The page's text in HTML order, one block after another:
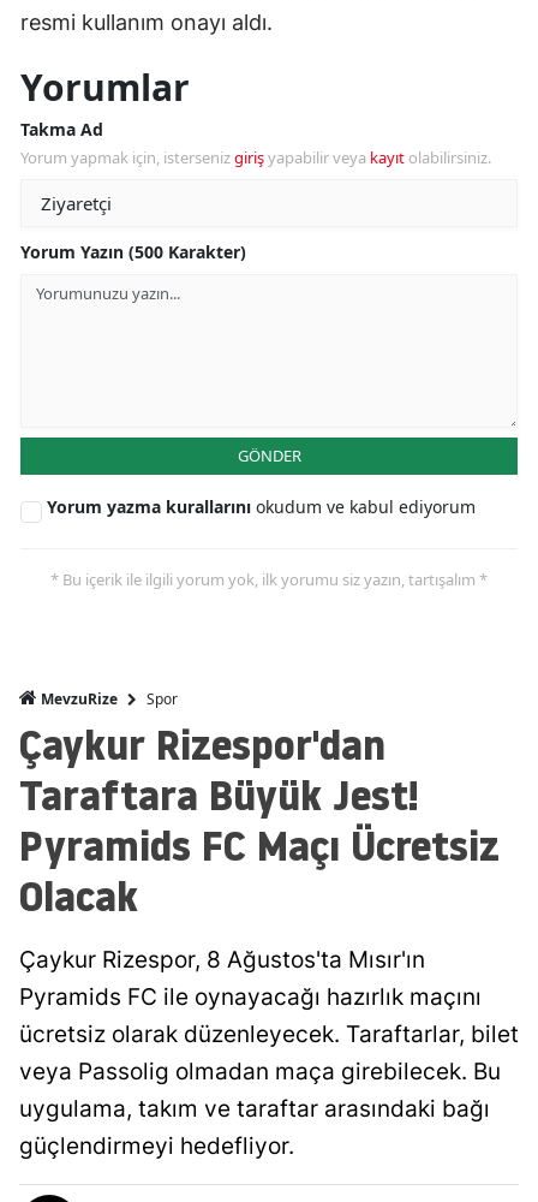
resmi kullanım onayı aldı.
Yorumlar
Takma Ad
Yorum yapmak için, istersenizgirişyapabilir veya kayıt olabilirsiniz.
Yorum Yazın (500 Karakter)
GÖNDER
Yorum yazma kurallarını okudum ve kabul ediyorum
* Bu içerik ile ilgili yorum yok, ilk yorumu siz yazın, tartışalım *
MevzuRize Spor
Çaykur Rizespor'dan
Taraftara Büyük Jest!
Pyramids FC Maçı Ücretsiz
Olacak
Çaykur Rizespor, 8 Ağustos'ta Mısır'ın
Pyramids FC ile oynayacağı hazırlık maçını
ücretsiz olarak düzenleyecek. Taraftarlar, bilet
veya Passolig olmadan maça girebilecek. Bu
uygulama, takım ve taraftar arasındaki bağı
güçlendirmeyi hedefliyor.